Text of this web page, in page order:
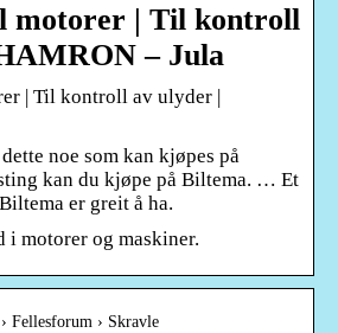
motorer | Til kontroll
– Jula
| Til kontroll av ulyder |
noe som kan kjøpes på
kan du kjøpe på Biltema. … Et
er greit å ha.
motorer og maskiner.
Fellesforum › Skravle